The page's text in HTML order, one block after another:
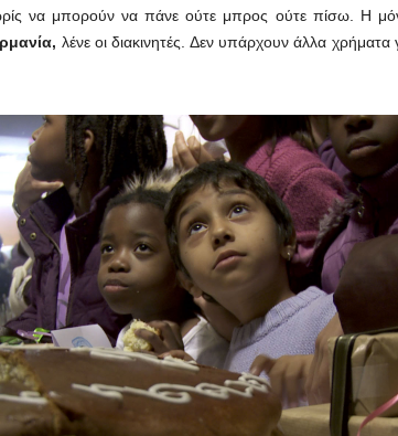
να μπορούν να πάνε ούτε μπρος ούτε πίσω. Η
λένε οι διακινητές. Δεν υπάρχουν άλλα